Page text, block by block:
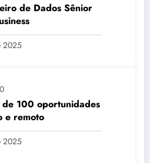
de Dados Sênior
2025
0
de 100 oportunidades
e remoto
2025